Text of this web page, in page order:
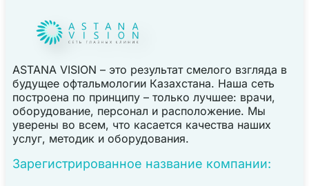
ASTANA VISION – это результат смелого взгляда в
будущее офтальмологии Казахстана. Наша сеть
построена по принципу – только лучшее: врачи,
оборудование, персонал и расположение. Мы
уверены во всем, что касается качества наших
услуг, методик и оборудования.
Зарегистрированное название компании: